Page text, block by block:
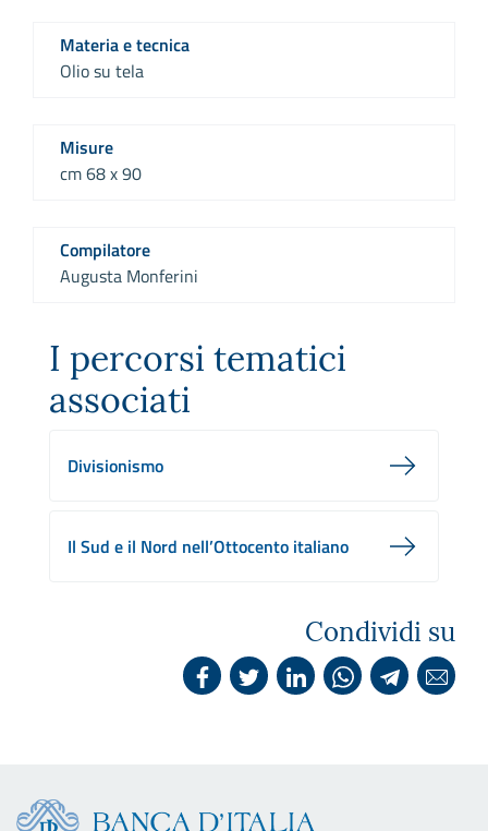
Materia e tecnica
Olio su tela
Misure
cm 68 x 90
Compilatore
Augusta Monferini
I percorsi tematici
associati
Divisionismo
Il Sud e il Nord nell’Ottocento italiano
Condividi su